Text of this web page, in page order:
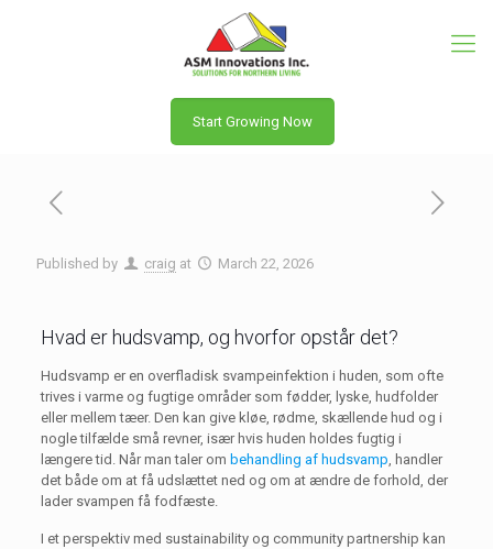
Start Growing Now
Published by craig at March 22, 2026
Hvad er hudsvamp, og hvorfor opstår det?
Hudsvamp er en overfladisk svampeinfektion i huden, som ofte
trives i varme og fugtige områder som fødder, lyske, hudfolder
eller mellem tæer. Den kan give kløe, rødme, skællende hud og i
nogle tilfælde små revner, især hvis huden holdes fugtig i
længere tid. Når man taler om behandling af hudsvamp, handler
det både om at få udslættet ned og om at ændre de forhold, der
lader svampen få fodfæste.
I et perspektiv med sustainability og community partnership kan